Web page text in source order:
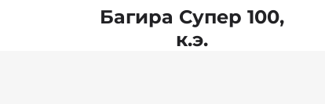
Багира Супер 100,
к.э.